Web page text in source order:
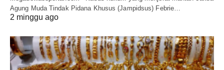
Agung Muda Tindak Pidana Khusus (Jampidsus) Febrie…
2 minggu ago